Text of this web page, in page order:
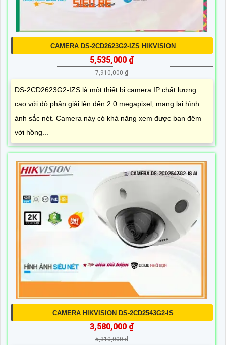
CAMERA DS-2CD2623G2-IZS HIKVISION
5,535,000 ₫
7,910,000 ₫
DS-2CD2623G2-IZS là một thiết bị camera IP chất lượng
cao với độ phân giải lên đến 2.0 megapixel, mang lại hình
ảnh sắc nét. Camera này có khả năng xem được ban đêm
với hồng...
CAMERA HIKVISION DS-2CD2543G2-IS
3,580,000 ₫
5,310,000 ₫